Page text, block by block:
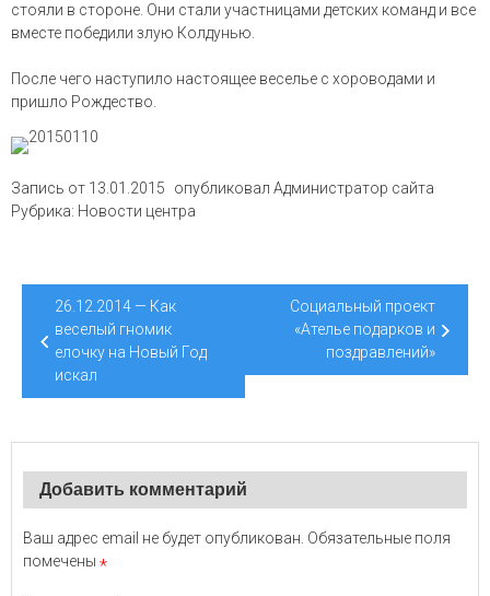
стояли в стороне. Они стали участницами детских команд и все
вместе победили злую Колдунью.
После чего наступило настоящее веселье с хороводами и
пришло Рождество.
Запись от 13.01.2015 опубликовал Администратор сайта
Рубрика: Новости центра
Навигация
записям
26.12.2014 — Как
веселый гномик
елочку на Новый Год
искал
Социальный проект
«Ателье подарков и
поздравлений»
Добавить комментарий
Ваш адрес email не будет опубликован. Обязательные поля
помечены *